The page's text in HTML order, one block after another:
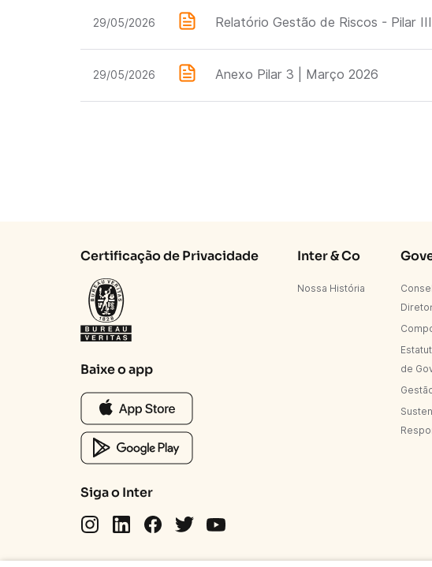
29/05/2026 Relatório Gestão de Riscos - Pilar
29/05/2026 Anexo Pilar 3 | Março 2026
Certificação de Privacidade
Baixe o app
Siga o Inter
Inter & Co
Nossa História
de